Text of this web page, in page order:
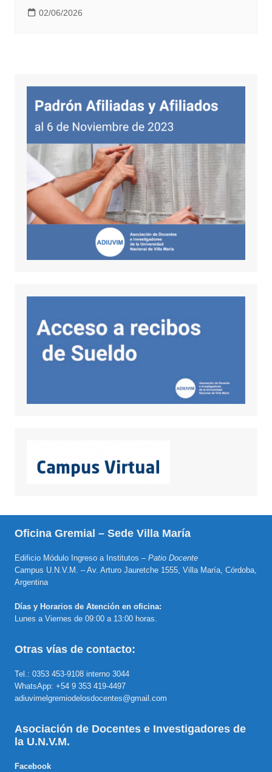
02/06/2026
Oficina Gremial – Sede Villa María
Edificio Módulo Ingreso a Institutos – Patio Docente
Campus U.N.V.M. – Av. Arturo Jauretche 1555, Villa María, Córdoba,
Argentina
Días y Horarios de Atención en oficina:
Lunes a Viernes de 09:00 a 13:00 horas.
Otras vías de contacto:
Tel.: 0353 453-9108 interno 3044
WhatsApp: +54 9 353 419-4497
adiuvimelgremiodelosdocentes@gmail.com
Asociación de Docentes e Investigadores de
la U.N.V.M.
Facebook